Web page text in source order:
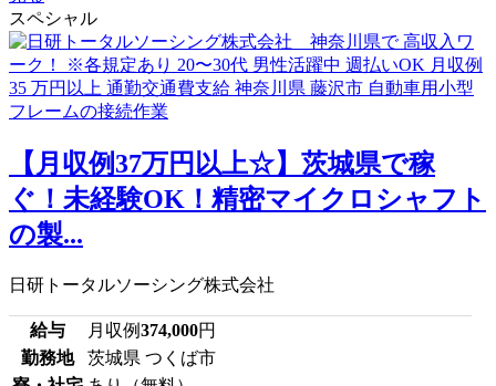
スペシャル
【月収例37万円以上☆】茨城県で稼
ぐ！未経験OK！精密マイクロシャフト
の製...
日研トータルソーシング株式会社
給与 月収例374,000円
勤務地
茨城県 つくば市